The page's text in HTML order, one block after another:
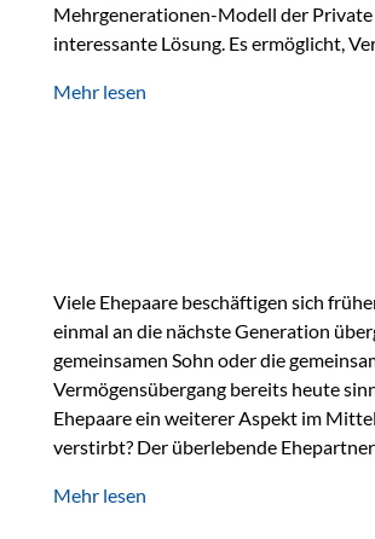
Mehrgenerationen-Modell der
interessante Lösung. Es ermöglicht,
Ausgangssituation Stellen Sie sich
Mehr lesen
Viele Ehepaare beschäftigen sich
einmal an die nächste Generation
gemeinsamen Sohn oder die
Vermögensübergang bereits heute
Ehepaare ein weiterer Aspekt im
verstirbt? Der überlebende
können. Genau für diese
Mehr lesen